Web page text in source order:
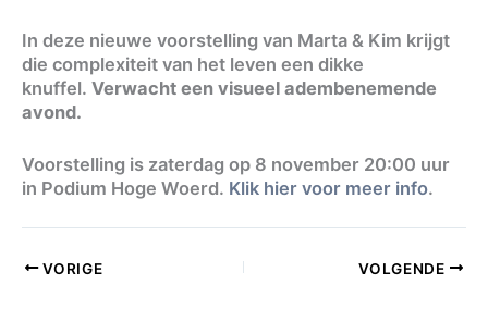
In deze nieuwe voorstelling van Marta & Kim krijgt
die complexiteit van het leven een dikke
knuffel. Verwacht een visueel adembenemende
avond.
Voorstelling is zaterdag op 8 november 20:00 uur
in Podium Hoge Woerd. Klik hier voor meer info.
VORIGE VOLGENDE